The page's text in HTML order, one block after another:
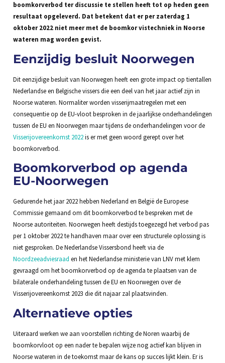
boomkorverbod ter discussie te stellen heeft tot op heden geen
resultaat opgeleverd. Dat betekent dat er per zaterdag 1
oktober 2022 niet meer met de boomkor vistechniek in Noorse
wateren mag worden gevist.
Eenzijdig besluit Noorwegen
Dit eenzijdige besluit van Noorwegen heeft een grote impact op tientallen
Nederlandse en Belgische vissers die een deel van het jaar actief zijn in
Noorse wateren. Normaliter worden visserijmaatregelen met een
consequentie op de EU-vloot besproken in de jaarlijkse onderhandelingen
tussen de EU en Noorwegen maar tijdens de onderhandelingen voor de
Visserijovereenkomst 2022is er met geen woord gerept over het
boomkorverbod.
Boomkorverbod op agenda
EU-Noorwegen
Gedurende het jaar 2022 hebben Nederland en België de Europese
Commissie gemaand om dit boomkorverbod te bespreken met de
Noorse autoriteiten. Noorwegen heeft destijds toegezegd het verbod pas
per 1 oktober 2022 te handhaven maar over een structurele oplossing is
niet gesproken. De Nederlandse Vissersbond heeft via de
Noordzeeadviesraad en het Nederlandse ministerie van LNV met klem
gevraagd om het boomkorverbod op de agenda te plaatsen van de
bilaterale onderhandeling tussen de EU en Noorwegen over de
Visserijovereenkomst 2023 die dit najaar zal plaatsvinden.
Alternatieve opties
Uiteraard werken we aan voorstellen richting de Noren waarbij de
boomkorvloot op een nader te bepalen wijze nog actief kan blijven in
Noorse wateren in de toekomst maar de kans op succes lijkt klein. Er is